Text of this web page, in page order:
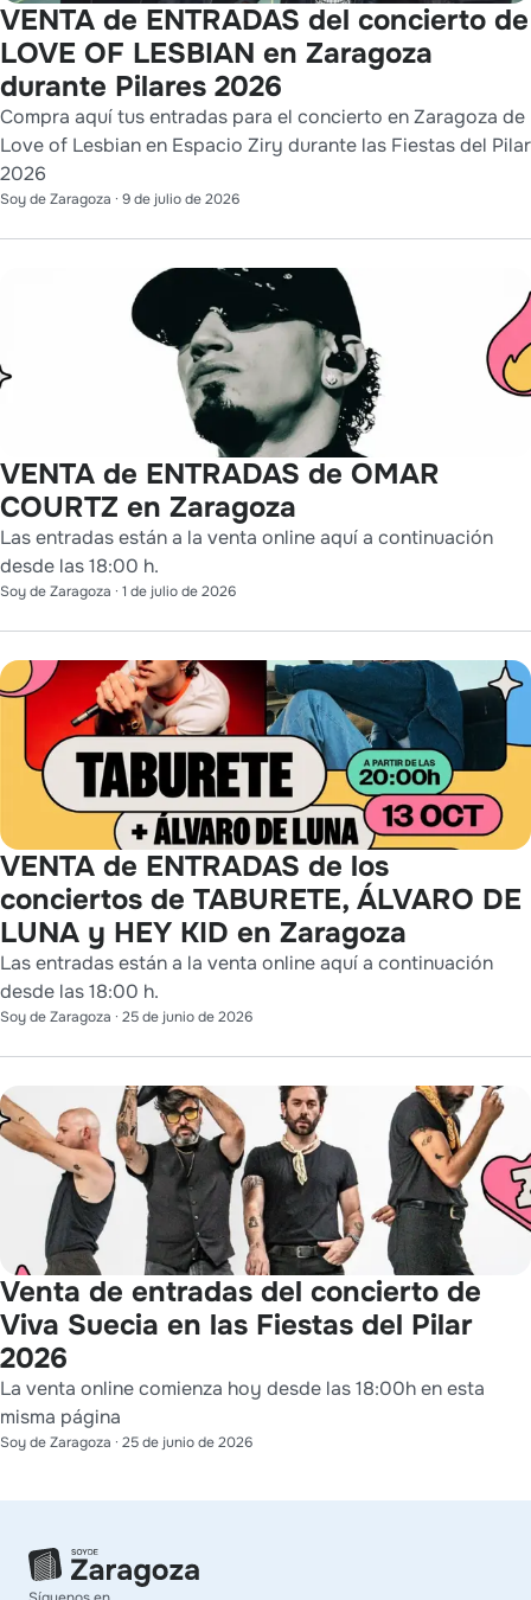
VENTA de ENTRADAS del concierto de
LOVE OF LESBIAN en Zaragoza
durante Pilares 2026
Compra aquí tus entradas para el concierto en Zaragoza de
Love of Lesbian en Espacio Ziry durante las Fiestas del Pilar
2026
Soy de Zaragoza · 9 de julio de 2026
VENTA de ENTRADAS de OMAR
COURTZ en Zaragoza
Las entradas están a la venta online aquí a continuación
desde las 18:00 h.
Soy de Zaragoza · 1 de julio de 2026
VENTA de ENTRADAS de los
conciertos de TABURETE, ÁLVARO DE
LUNA y HEY KID en Zaragoza
Las entradas están a la venta online aquí a continuación
desde las 18:00 h.
Soy de Zaragoza · 25 de junio de 2026
Venta de entradas del concierto de
Viva Suecia en las Fiestas del Pilar
2026
La venta online comienza hoy desde las 18:00h en esta
misma página
Soy de Zaragoza · 25 de junio de 2026